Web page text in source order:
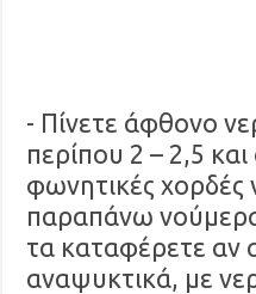
- Πίνετε άφθονο
περίπου 2 – 2,5
φωνητικές χορδές
παραπάνω
τα καταφέρετε αν
αναψυκτικά, με